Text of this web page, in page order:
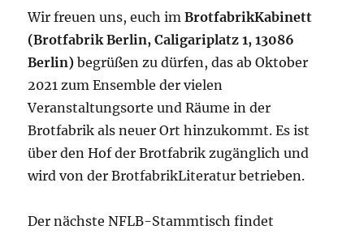
Wir freuen uns, euch imBrotfabrikKabinett
(Brotfabrik Berlin, Caligariplatz 1, 13086
Berlin)begrüßen zu dürfen, das ab Oktober
2021 zum Ensemble der vielen
Veranstaltungsorte und Räume in der
Brotfabrik als neuer Ort hinzukommt. Es ist
über den Hof der Brotfabrik zugänglich und
wird von der BrotfabrikLiteratur betrieben.
Der nächste NFLB-Stammtisch findet